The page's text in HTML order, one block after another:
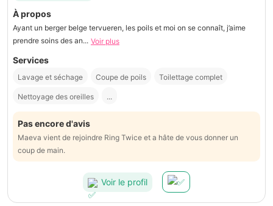
À propos
Ayant un berger belge tervueren, les poils et moi on se connaît, j’aime
prendre soins des an... Voir plus
Services
Lavage et séchage Coupe de poils Toilettage complet
Nettoyage des oreilles ...
Pas encore d'avis
Maeva vient de rejoindre Ring Twice et a hâte de vous donner un
coup de main.
Voir le profil